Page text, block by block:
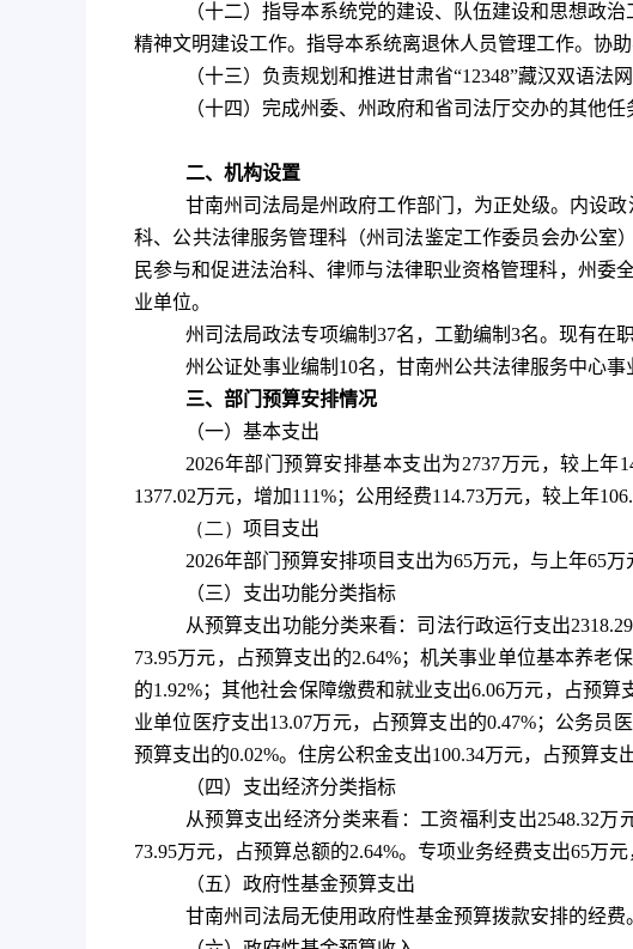
（十二）指导本系统党的建设、队伍建设和思想政
精神文明建设工作。 指导本系统离退休人员管理工作。协
（十三） 负责规划和推进甘肃省“12348”藏汉双语法
（十四）完成州委、州政府和省司法厅交办的其他任
二、机构设置
甘南州司法局是州政府工作部门，为正处级。内设
科、公共法律服务管理科（州司法鉴定工作委员会办公室
民参与和促进法治科、律师与法律职业资格管理科，州委
业单位。
州司法局政法专项编制 37名，工勤编制 3名。 现有在
州公证处事业编制 10名，甘南州公共法律服务中心事
三、部门预算安排情况
（一）基本支出
2026年部门预算安排基本支出为2737万元，较上年
1377.02万元，增加111%；公用经费114.73万元，较上年
（二） 项目支出
2026年部门预算安排项目支出为65万元，与上年65万
（三）支出功能分类指标
从预算支出功能分类来看：司法行政运行支出2318.29
73.95万元，占预算支出的2.64%；机关事业单位基本养老
的1.92%；其他社会保障缴费和就业支出6.06万元，占预算
业单位医疗支出13.07万元，占预算支出的0.47%；公务员
预算支出的0.02%。住房公积金支出100.34万元，占预算支
（四）支出经济分类指标
从预算支出经济分类来看：工资福利支出2548.32万
73.95万元，占预算总额的2.64%。专项业务经费支出65万元
（五）政府性基金预算支出
甘南州司法局无使用政府性基金预算拨款安排的经费